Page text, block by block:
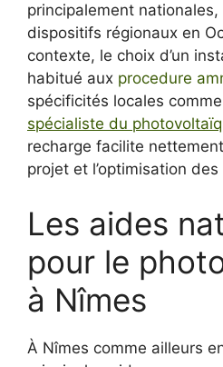
principalement
dispositifs régionaux en
contexte, le choix d’un
habitué aux procedure
spécificités locales comme
spécialiste du
recharge facilite
projet et l’optimisation
Les aides
pour le
à Nîmes
À Nîmes comme ailleurs